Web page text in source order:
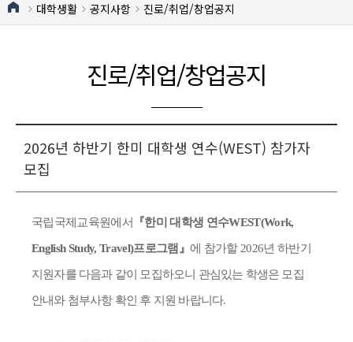
대학생활 공지사항 진로/취업/창업공지
진로/취업/창업공지
2026년 하반기 한미 대학생 연수(WEST) 참가자
모집
국립국제교육원에서 『한미 대학생 연수WEST(Work,
English Study, Travel)프로그램 』 에 참가할 2026년 하반기
지원자를 다음과 같이 모집하오니 관심있는 학생은 모집
안내와 첨부사항 확인 후 지원 바랍니다.